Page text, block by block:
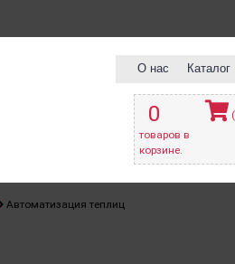
О нас Каталог
0
товаров в
корзине.
Автоматизация теплиц